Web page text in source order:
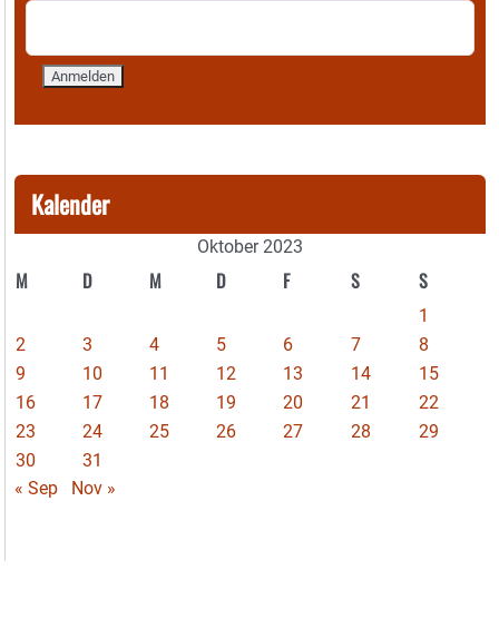
Kalender
Oktober 2023
M D M D F S S
1
2
3 4 5 6 7
8
9
10 11 12 13 14
15
16
17 18 19 20 21
22
23
24 25 26 27 28
29
30
31
« Sep
Nov »